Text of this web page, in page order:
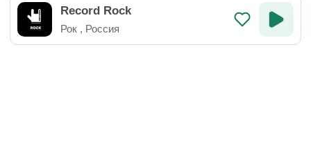
Record Rock
Рок , Россия